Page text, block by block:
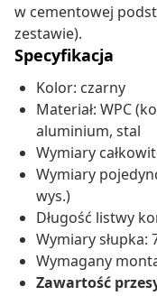
w cementowej
zestawie).
Specyfikacja
Kolor: czarny
Materiał: WPC
aluminium, stal
Wymiary
Wymiary
wys.)
Długość listwy
Wymiary słupka:
Wymagany
Zawartość